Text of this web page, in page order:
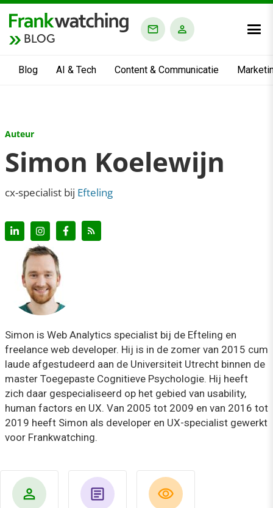
BLOG
Blog AI & Tech Content & Communicatie
Auteur
Simon Koelewijn
cx-specialist bij Efteling
Simon is Web Analytics specialist bij de Efteling en
freelance web developer. Hij is in de zomer van 2015 cum
laude afgestudeerd aan de Universiteit Utrecht binnen de
master Toegepaste Cognitieve Psychologie. Hij heeft
zich daar gespecialiseerd op het gebied van usability,
human factors en UX. Van 2005 tot 2009 en van 2016 tot
2019 heeft Simon als developer en UX-specialist gewerkt
voor Frankwatching.